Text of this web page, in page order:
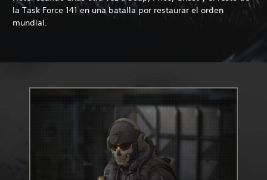
la Task Force 141 en una batalla por restaurar el orden
mundial.